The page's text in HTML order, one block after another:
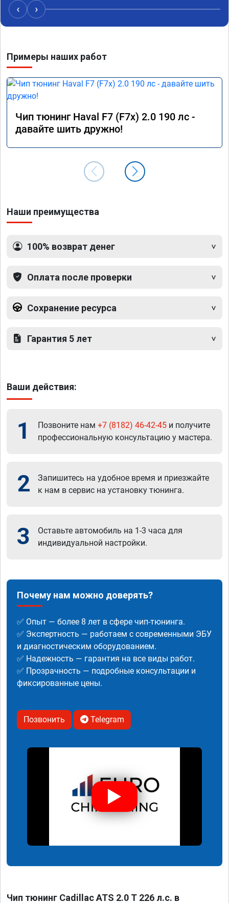
расход топлива немного уменьшился, начиная
даже на холостом ходу. Да, можно найти
дешевле услугу эту, но лучше чуть переплатить,
‹ ›
Примеры наших работ
Чип тюнинг Haval F7 (F7x) 2.0 190 лс -
давайте шить дружно!
Наши преимущества
100% возврат денег
Оплата после проверки
Сохранение ресурса
Гарантия 5 лет
Ваши действия:
1 Позвоните нам +7 (8182) 46-42-45 и получите
профессиональную консультацию у мастера.
2
Запишитесь на удобное время и приезжайте
к нам в сервис на установку тюнинга.
3
Оставьте автомобиль на 1-3 часа для
индивидуальной настройки.
Почему нам можно доверять?
✅ Опыт — более 8 лет в сфере чип-тюнинга.
✅ Экспертность — работаем с современными ЭБУ
и диагностическим оборудованием.
✅ Надежность — гарантия на все виды работ.
✅ Прозрачность — подробные консультации и
фиксированные цены.
Позвонить Telegram
Чип тюнинг Cadillac ATS 2.0 T 226 л.с. в